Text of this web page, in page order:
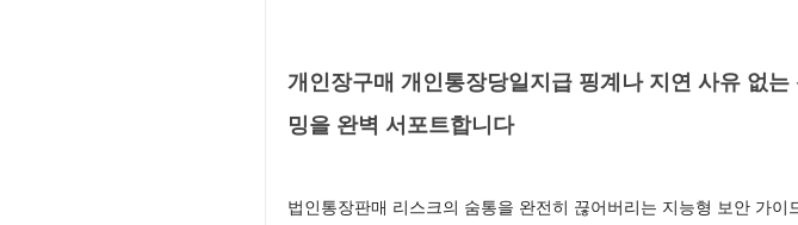
개인장구매 개인통장당일지급 핑계나 지연 사유 없
밍을 완벽 서포트합니다
법인통장판매 리스크의 숨통을 완전히 끊어버리는 지능형 보안 가